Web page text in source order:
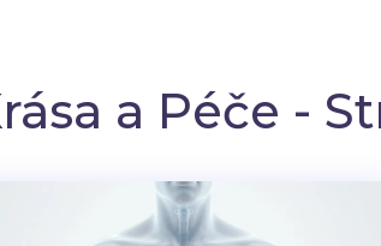
a Péče -